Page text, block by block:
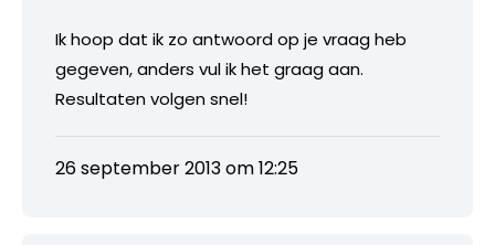
Ik hoop dat ik zo antwoord op je vraag heb
gegeven, anders vul ik het graag aan.
Resultaten volgen snel!
26 september 2013 om 12:25